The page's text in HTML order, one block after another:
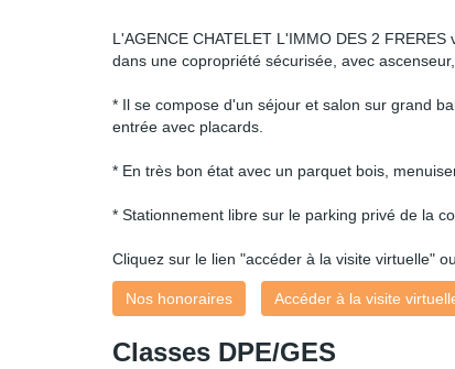
L'AGENCE CHATELET L'IMMO DES 2
dans une copropriété sécurisée, avec
* Il se compose d'un séjour et salon sur grand
entrée avec placards.
* En très bon état avec un parquet bois,
* Stationnement libre sur le parking privé de la
Cliquez sur le lien "accéder à la visite virtuelle"
Nos honoraires Accéder à la visite
Classes DPE/GES